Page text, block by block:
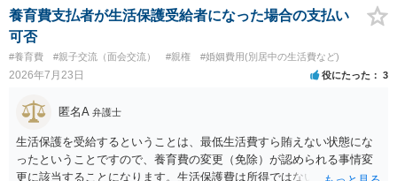
養育費支払者が生活保護受給者になった場合の支払い
可否
#養育費 #親子交流（面会交流） #親権 #婚姻費用(別居中の生活費など)
2026年7月23日 役にたった 3
匿名A 弁護士
生活保護を受給するということは、最低生活費すら賄えない状態にな
ったということですので、養育費の変更（免除）が認められる事情変
更に該当することになります。生活保護費は所得ではないので、「保